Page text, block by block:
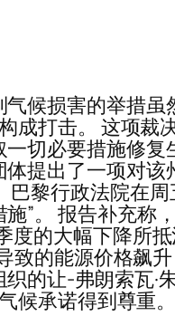
候损害的举措
成打击。 这项
切必要措施修
提出了一项对
黎行政法院在
”。 报告补充
度的大幅下降所
致的能源价格飙
的让-弗朗索瓦·
候承诺得到尊重